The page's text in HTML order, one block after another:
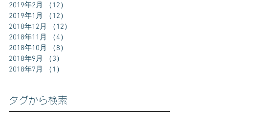
2019年2月
（12）
2019年1月
（12）
2018年12月
（12）
2018年11月
（4）
2018年10月
（8）
2018年9月
（3）
2018年7月
（1）
タグから検索